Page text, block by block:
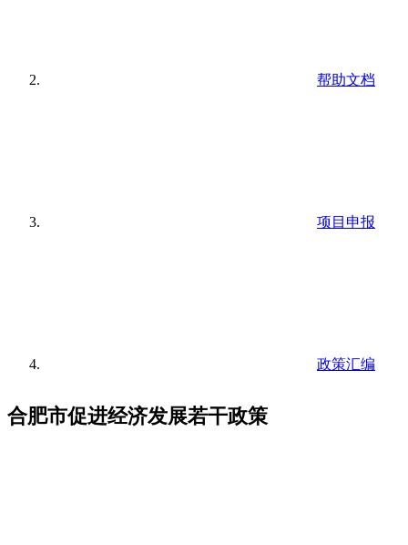
帮助文档
项目申报
政策汇编
合肥市促进经济发展若干政策